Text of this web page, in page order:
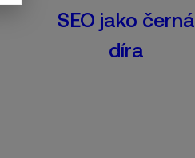
SEO jako černá
díra